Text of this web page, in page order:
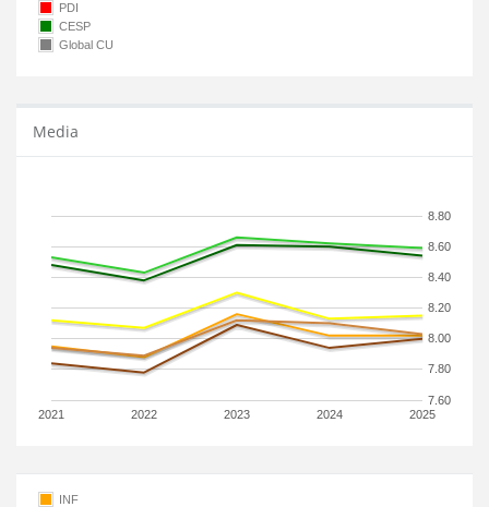
PDI
CESP
Global CU
Media
2021 2022 2023 2024 2025
7.60
7.80
8.00
8.20
8.40
8.60
8.80
INF